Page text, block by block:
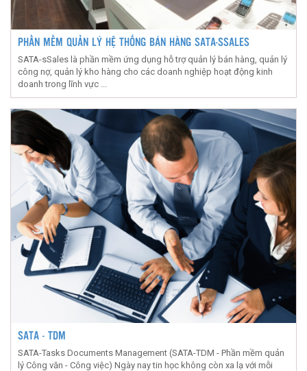
PHẦN MỀM QUẢN LÝ HỆ THỐNG BÁN HÀNG SATA-SSALES
SATA-sSales là phần mềm ứng dụng hỗ trợ quản lý bán hàng, quản lý
công nợ, quản lý kho hàng cho các doanh nghiệp hoạt động kinh
doanh trong lĩnh vực ...
SATA - TDM
SATA-Tasks Documents Management (SATA-TDM - Phần mềm quản
lý Công văn - Công việc) Ngày nay tin học không còn xa lạ với mỗi